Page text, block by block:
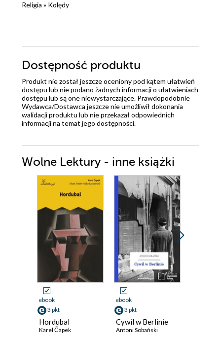
Religia » Kolędy
Dostępność produktu
Produkt nie został jeszcze oceniony pod kątem ułatwień
dostępu lub nie podano żadnych informacji o ułatwieniach
dostępu lub są one niewystarczające. Prawdopodobnie
Wydawca/Dostawca jeszcze nie umożliwił dokonania
walidacji produktu lub nie przekazał odpowiednich
informacji na temat jego dostępności.
Wolne Lektury - inne książki
ebook
3 pkt
Hordubal
Karel Čapek
ebook
3 pkt
Cywil w Berlinie
Antoni Sobański